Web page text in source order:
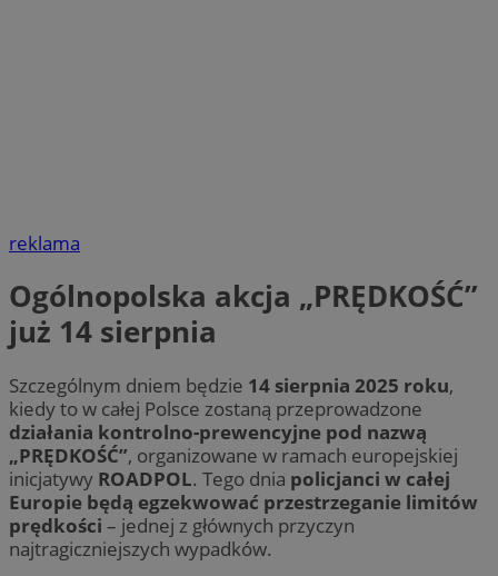
reklama
Ogólnopolska akcja „PRĘDKOŚĆ”
już 14 sierpnia
Szczególnym dniem będzie 14 sierpnia 2025 roku,
kiedy to w całej Polsce zostaną przeprowadzone
działania kontrolno-prewencyjne pod nazwą
„PRĘDKOŚĆ”, organizowane w ramach europejskiej
inicjatywy ROADPOL. Tego dnia policjanci w całej
Europie będą egzekwować przestrzeganie limitów
prędkości – jednej z głównych przyczyn
najtragiczniejszych wypadków.